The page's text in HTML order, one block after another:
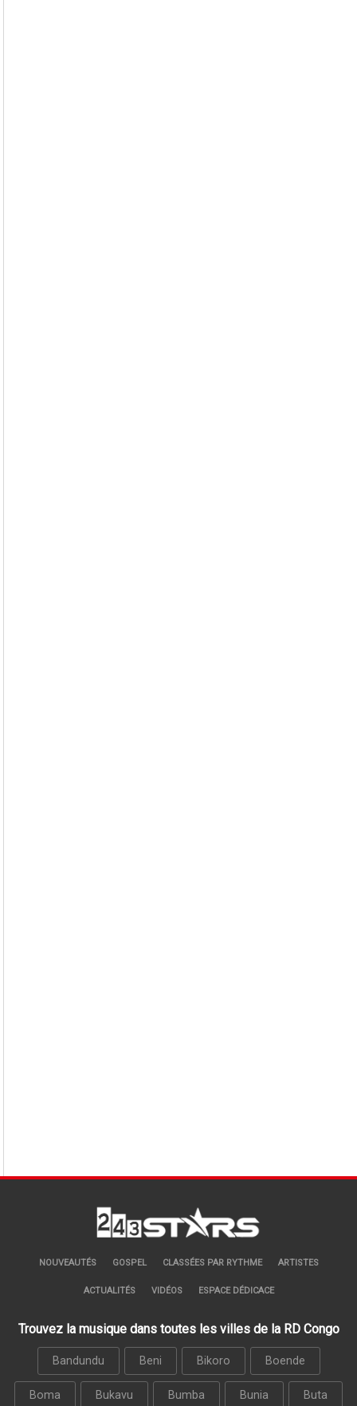
NOUVEAUTÉS GOSPEL CLASSÉES PAR RYTHME ARTISTES
ACTUALITÉS VIDÉOS ESPACE DÉDICACE
Trouvez la musique dans toutes les villes de la RD Congo
Bandundu Beni Bikoro Boende
Boma Bukavu Bumba Bunia Buta